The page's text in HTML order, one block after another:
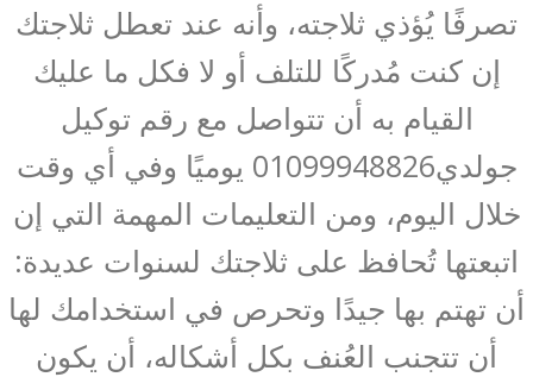
تصرفًا يُؤذي ثلاجته، وأنه عند تعطل ثلاجتك
إن كنت مُدركًا للتلف أو لا فكل ما عليك
القيام به أن تتواصل مع رقم توكيل
جولدي01099948826 يوميًا وفي أي وقت
خلال اليوم، ومن التعليمات المهمة التي إن
اتبعتها تُحافظ على ثلاجتك لسنوات عديدة:
أن تهتم بها جيدًا وتحرص في استخدامك لها
أن تتجنب العُنف بكل أشكاله، أن يكون